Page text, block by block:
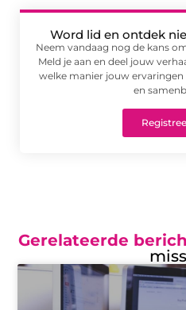
Word lid en ontdek
Neem vandaag nog de kans
Meld je aan en deel jouw
welke manier jouw
en
Gerelateerde